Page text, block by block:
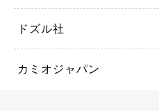
ドズル社
カミオジャパン